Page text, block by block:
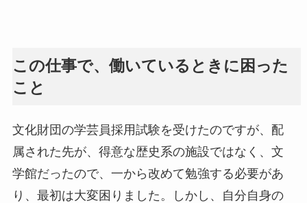
この仕事で、働いているときに困った
こと
文化財団の学芸員採用試験を受けたのですが、配
属された先が、得意な歴史系の施設ではなく、文
学館だったので、一から改めて勉強する必要があ
り、最初は大変困りました。しかし、自分自身の